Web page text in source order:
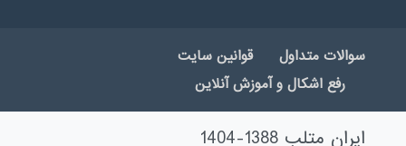
سوالات متداول
قوانین سایت
رفع اشکال و آموزش آنلاین
ایران متلب 1388-1404